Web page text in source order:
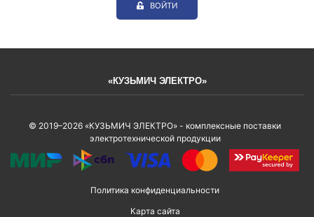
ВОЙТИ
«КУЗЬМИЧ ЭЛЕКТРО»
© 2019–2026 «КУЗЬМИЧ ЭЛЕКТРО» - комплексные поставки
электротехнической продукции
Политика конфиденциальности
Карта сайта